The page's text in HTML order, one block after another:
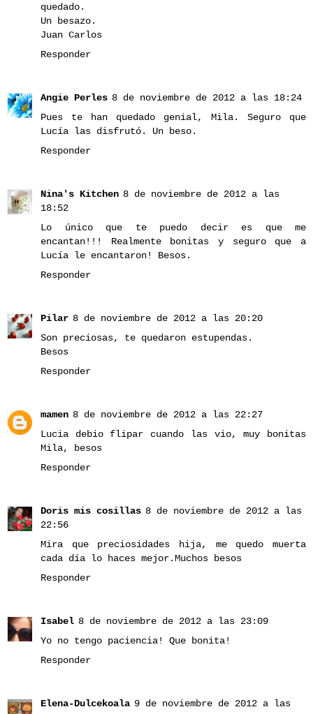
quedado.
Un besazo.
Juan Carlos
Responder
Angie Perles 8 de noviembre de 2012 a las 18:24
Pues te han quedado genial, Mila. Seguro que
Lucía las disfrutó. Un beso.
Responder
Nina's Kitchen 8 de noviembre de 2012 a las
18:52
Lo único que te puedo decir es que me
encantan!!! Realmente bonitas y seguro que a
Lucía le encantaron! Besos.
Responder
Pilar 8 de noviembre de 2012 a las 20:20
Son preciosas, te quedaron estupendas.
Besos
Responder
mamen 8 de noviembre de 2012 a las 22:27
Lucia debio flipar cuando las vio, muy bonitas
Mila, besos
Responder
Doris mis cosillas 8 de noviembre de 2012 a las
22:56
Mira que preciosidades hija, me quedo muerta
cada día lo haces mejor.Muchos besos
Responder
Isabel 8 de noviembre de 2012 a las 23:09
Yo no tengo paciencia! Que bonita!
Responder
Elena-Dulcekoala 9 de noviembre de 2012 a las